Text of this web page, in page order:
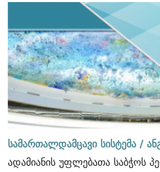
სამართალდამცავი სისტემა /
ადამიანის უფლებათა საბჭოს